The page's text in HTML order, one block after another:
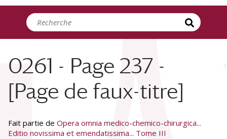
0261 - Page 237 -
[Page de faux-titre]
Fait partie de Opera omnia medico-chemico-chirurgica...
Editio novissima et emendatissima... Tome III